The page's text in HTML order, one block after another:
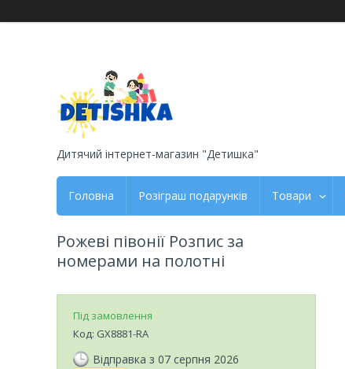
Дитячий інтернет-магазин "Детишка"
Головна Розіграш подарунків Товари
Рожеві півонії Розпис за
номерами на полотні
Під замовлення
Код: GX8881-RA
Відправка з 07 серпня 2026